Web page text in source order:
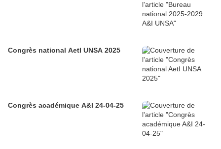
Congrès national AetI UNSA 2025
Congrès académique A&I 24-04-25